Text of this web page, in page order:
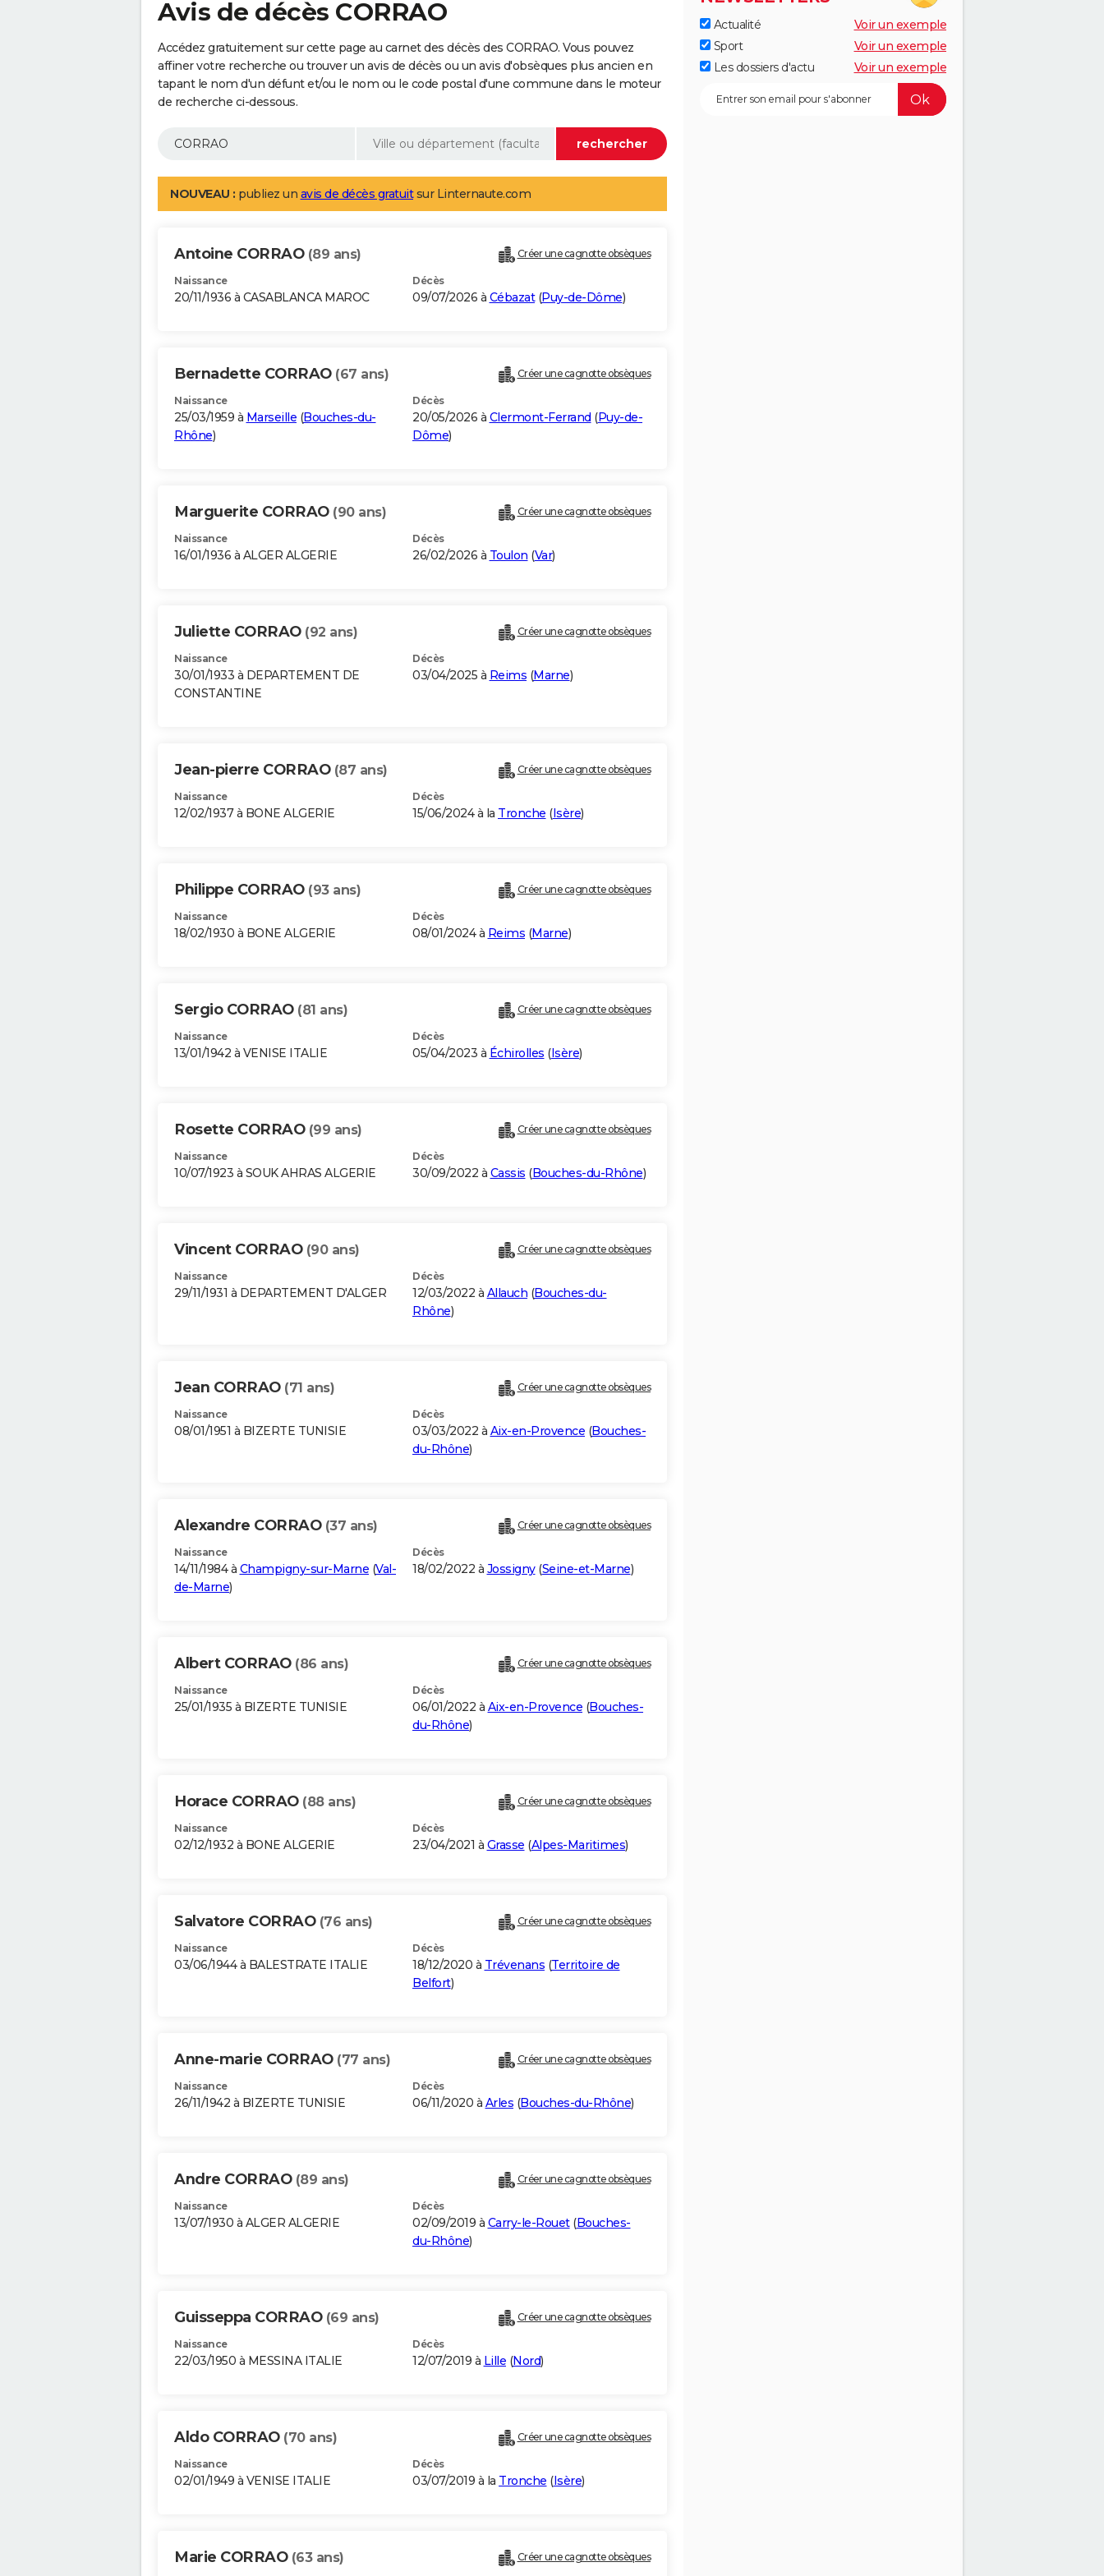
Avis de décès CORRAO
Accédez gratuitement sur cette page au carnet des décès des CORRAO. Vous pouvez
affiner votre recherche ou trouver un avis de décès ou un avis d'obsèques plus ancien en
tapant le nom d'un défunt et/ou le nom ou le code postal d'une commune dans le moteur
de recherche ci-dessous.
NOUVEAU : publiez un avis de décès gratuitsur Linternaute.com
Antoine CORRAO (89 ans) Créer une cagnotte obsèques
Naissance
20/11/1936 à CASABLANCA MAROC
Décès
09/07/2026 à Cébazat(Puy-de-Dôme)
Bernadette CORRAO (67 ans) Créer une cagnotte obsèques
Naissance
25/03/1959 à Marseille (Bouches-du-
Rhône)
Décès
20/05/2026 à Clermont-Ferrand (Puy-de-
Dôme)
Marguerite CORRAO (90 ans) Créer une cagnotte obsèques
Naissance
16/01/1936 à ALGER ALGERIE
Décès
26/02/2026 à Toulon (Var)
Juliette CORRAO (92 ans) Créer une cagnotte obsèques
Naissance
30/01/1933 à DEPARTEMENT DE
CONSTANTINE
Décès
03/04/2025 à Reims (Marne)
Jean-pierre CORRAO (87 ans) Créer une cagnotte obsèques
Naissance
12/02/1937 à BONE ALGERIE
Décès
15/06/2024 à la Tronche (Isère)
Philippe CORRAO (93 ans) Créer une cagnotte obsèques
Naissance
18/02/1930 à BONE ALGERIE
Décès
08/01/2024 à Reims (Marne)
Sergio CORRAO (81 ans) Créer une cagnotte obsèques
Naissance
13/01/1942 à VENISE ITALIE
Décès
05/04/2023 à Échirolles (Isère)
Rosette CORRAO (99 ans) Créer une cagnotte obsèques
Naissance
10/07/1923 à SOUK AHRAS ALGERIE
Décès
30/09/2022 à Cassis (Bouches-du-Rhône)
Vincent CORRAO (90 ans) Créer une cagnotte obsèques
Naissance
29/11/1931 à DEPARTEMENT D'ALGER
Décès
12/03/2022 à Allauch (Bouches-du-
Rhône)
Jean CORRAO (71 ans) Créer une cagnotte obsèques
Naissance
08/01/1951 à BIZERTE TUNISIE
Décès
03/03/2022 à Aix-en-Provence (Bouches-
du-Rhône)
Alexandre CORRAO (37 ans) Créer une cagnotte obsèques
Naissance
14/11/1984 à Champigny-sur-Marne (Val-
de-Marne)
Décès
18/02/2022 à Jossigny(Seine-et-Marne)
Albert CORRAO (86 ans) Créer une cagnotte obsèques
Naissance
25/01/1935 à BIZERTE TUNISIE
Décès
06/01/2022 à Aix-en-Provence (Bouches-
du-Rhône)
Horace CORRAO (88 ans) Créer une cagnotte obsèques
Naissance
02/12/1932 à BONE ALGERIE
Décès
23/04/2021 à Grasse (Alpes-Maritimes)
Salvatore CORRAO (76 ans) Créer une cagnotte obsèques
Naissance
03/06/1944 à BALESTRATE ITALIE
Décès
18/12/2020 à Trévenans (Territoire de
Belfort)
Anne-marie CORRAO (77 ans) Créer une cagnotte obsèques
Naissance
26/11/1942 à BIZERTE TUNISIE
Décès
06/11/2020 à Arles (Bouches-du-Rhône)
Andre CORRAO (89 ans) Créer une cagnotte obsèques
Naissance
13/07/1930 à ALGER ALGERIE
Décès
02/09/2019 à Carry-le-Rouet(Bouches-
du-Rhône)
Guisseppa CORRAO (69 ans) Créer une cagnotte obsèques
Naissance
22/03/1950 à MESSINA ITALIE
Décès
12/07/2019 à Lille (Nord)
Aldo CORRAO (70 ans) Créer une cagnotte obsèques
Naissance
02/01/1949 à VENISE ITALIE
Décès
03/07/2019 à la Tronche (Isère)
Marie CORRAO (63 ans) Créer une cagnotte obsèques
Actualité
Voir un exemple
Sport
Voir un exemple
Les dossiers d'actu
Voir un exemple